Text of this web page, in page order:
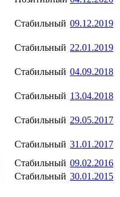
Стабильный 09.12.2019
Стабильный 22.01.2019
Стабильный 04.09.2018
Стабильный 13.04.2018
Стабильный 29.05.2017
Стабильный 31.01.2017
Стабильный 09.02.2016
Стабильный 30.01.2015